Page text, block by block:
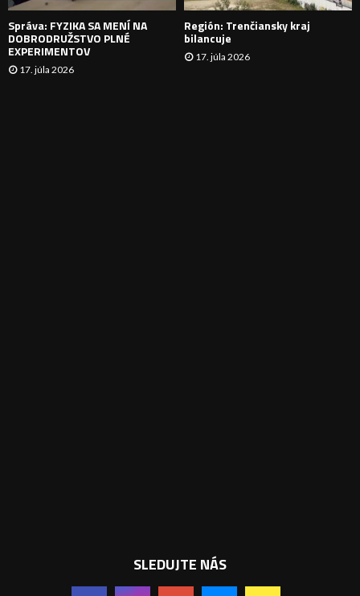
E
Správa: FYZIKA SA MENÍ NA
DOBRODRUŽSTVO PLNÉ
EXPERIMENTOV
17. júla 2026
Región: Trenčiansky kraj
bilancuje
17. júla 2026
SLEDUJTE NÁS